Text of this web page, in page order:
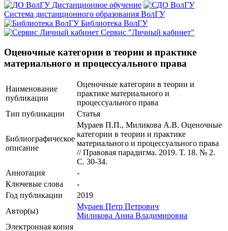
Дистанционное обучение
Система дистанционного образования ВолГУ
Библиотека ВолГУ
Сервис "Личный кабинет"
Оценочные категории в теории и практике
материального и процессуального права
Наименование
публикации
Оценочные категории в теории и
практике материального и
процессуального права
Тип публикации
Статья
Библиографическое
описание
Мураев П.П., Миликова А.В. Оценочные
категории в теории и практике
материального и процессуального права
// Правовая парадигма. 2019. Т. 18. № 2.
С. 30-34.
Аннотация
-
Ключевые cлова
-
Год публикации
2019
Автор(ы)
Мураев Петр Петрович
Миликова Анна Владимировна
Электронная копия